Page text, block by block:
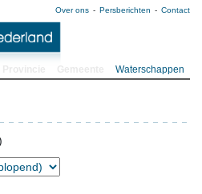
Over ons Persberichten Contact
Waterschappen